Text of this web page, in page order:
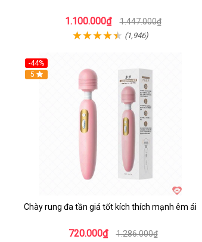
1.100.000₫ 1.447.000₫
(1,946)
-44%
Hot
5
Chày rung đa tần giá tốt kích thích mạnh êm ái
720.000₫ 1.286.000₫